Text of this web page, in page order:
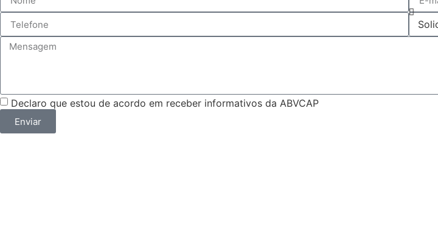
Declaro que estou de acordo em receber informativos da ABVCAP
Enviar